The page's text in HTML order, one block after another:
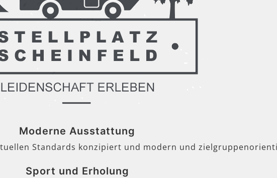
Moderne Ausstattung
Standards konzipiert und modern und
Sport und Erholung